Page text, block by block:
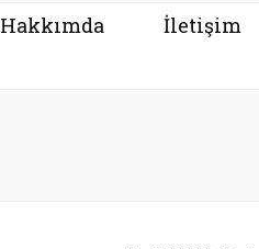
Hakkımda
İletişim